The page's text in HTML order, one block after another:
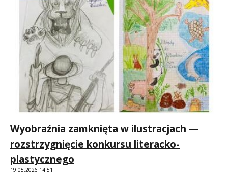
Wyobraźnia zamknięta w ilustracjach —
rozstrzygnięcie konkursu literacko-
plastycznego
19.05.2026 14:51